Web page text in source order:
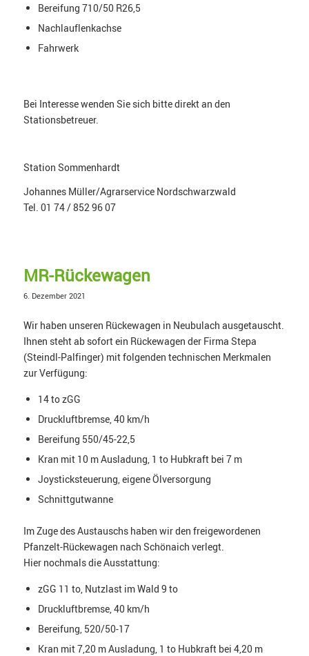
Bereifung 710/50 R26,5
Nachlauflenkachse
Fahrwerk
Bei Interesse wenden Sie sich bitte direkt an den
Stationsbetreuer.
Station Sommenhardt
Johannes Müller/Agrarservice Nordschwarzwald
Tel. 01 74 / 852 96 07
MR-Rückewagen
6. Dezember 2021
Wir haben unseren Rückewagen in Neubulach ausgetauscht.
Ihnen steht ab sofort ein Rückewagen der Firma Stepa
(Steindl-Palfinger) mit folgenden technischen Merkmalen
zur Verfügung:
14 to zGG
Druckluftbremse, 40 km/h
Bereifung 550/45-22,5
Kran mit 10 m Ausladung, 1 to Hubkraft bei 7 m
Joysticksteuerung, eigene Ölversorgung
Schnittgutwanne
Im Zuge des Austauschs haben wir den freigewordenen
Pfanzelt-Rückewagen nach Schönaich verlegt.
Hier nochmals die Ausstattung:
zGG 11 to, Nutzlast im Wald 9 to
Druckluftbremse, 40 km/h
Bereifung, 520/50-17
Kran mit 7,20 m Ausladung, 1 to Hubkraft bei 4,20 m